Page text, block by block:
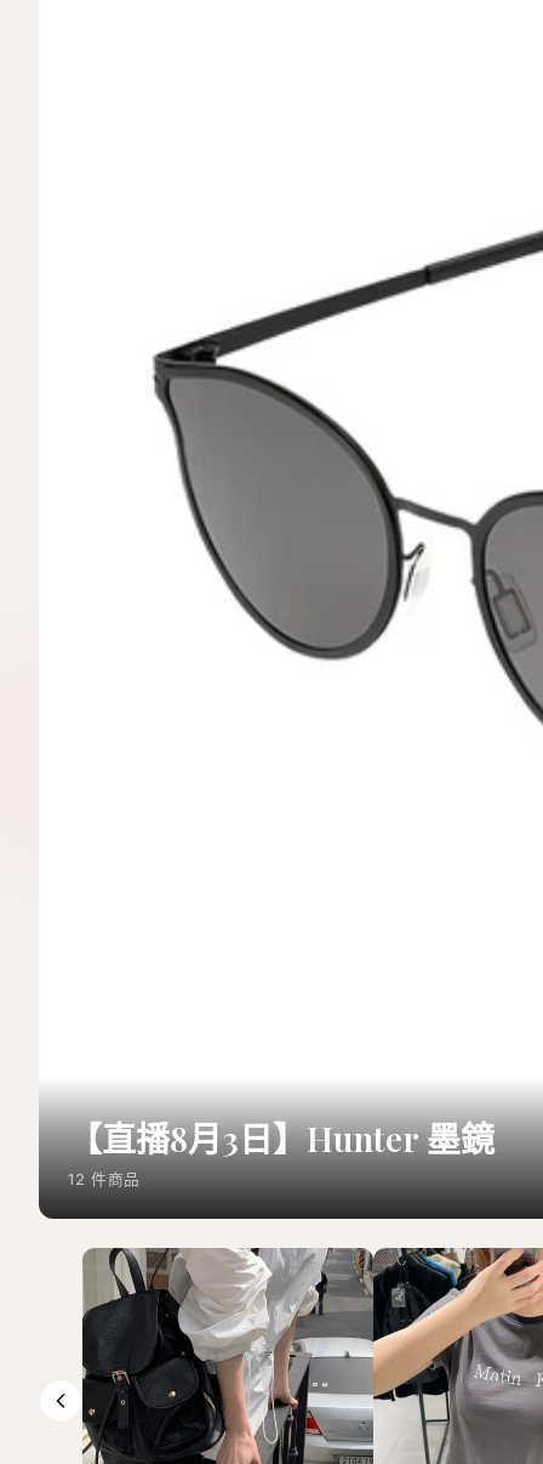
【直播8月3日】Hunter 墨鏡
12 件商品